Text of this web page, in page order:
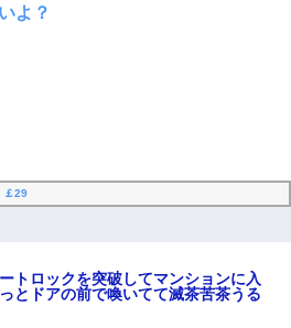
よ？
￡29
トロックを突破してマンションに入
とドアの前で喚いてて滅茶苦茶うる